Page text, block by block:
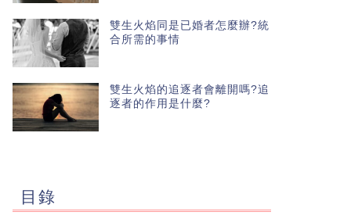
雙生火焰同是已婚者怎麼辦?統
合所需的事情
雙生火焰的追逐者會離開嗎?追
逐者的作用是什麼?
目錄